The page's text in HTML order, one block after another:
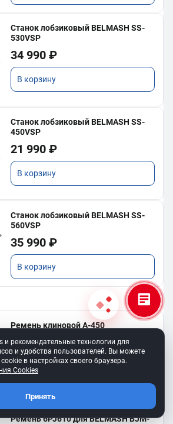
Станок лобзиковый BELMASH SS-
530VSP
34 990 ₽
В корзину
Станок лобзиковый BELMASH SS-
450VSP
21 990 ₽
В корзину
Станок лобзиковый BELMASH SS-
560VSP
35 990 ₽
В корзину
Ремень клиновой A-450
550 ₽
В корзину
Ремень 6PJ610 для BELMASH BJM-
и рекомендательные технологии для
и удобства пользователей. Вы можете
в настройках своего браузера.
Cookies
Принять